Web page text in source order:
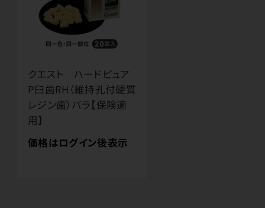
クエスト ハードピュア
P臼歯RH（維持孔付硬質
レジン歯）バラ【保険適
用】
価格はログイン後表示